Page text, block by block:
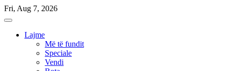
Skip
to
Fri, Aug 7, 2026
Lajme
Më të fundit
Speciale
Vendi